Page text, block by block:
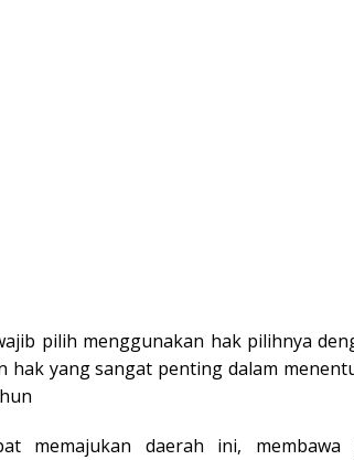
pilih menggunakan hak pilihnya
hak yang sangat penting dalam
memajukan daerah ini, membawa